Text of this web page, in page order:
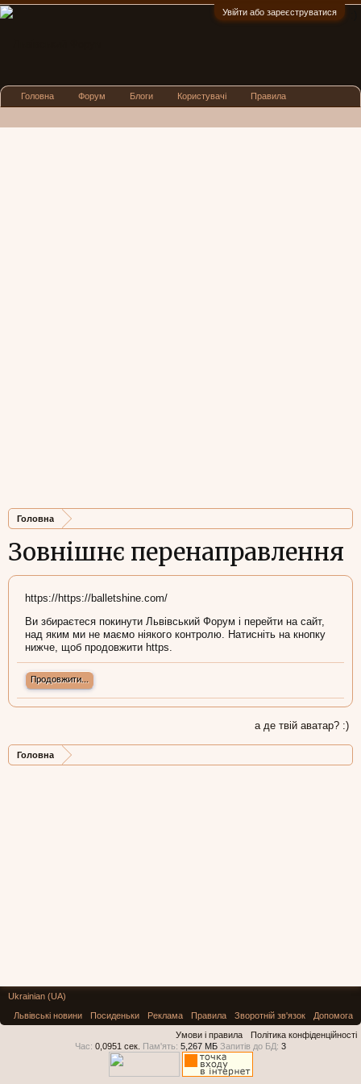
Увійти або зареєструватися
Головна
Зовнішнє перенаправлення
https://https://balletshine.com/
Ви збираєтеся покинути Львівський Форум і перейти на сайт,
над яким ми не маємо ніякого контролю. Натисніть на кнопку
нижче, щоб продовжити https.
Продовжити...
а де твій аватар? :)
Головна
Головна Форум Блоги Користувачі Правила
Ukrainian (UA)
Львівські новини
Посиденьки Реклама Правила Зворотній зв'язок
Допомога
Умови і правила
Політика конфіденційності
Час: 0,0951 сек. Пам'ять: 5,267 МБ Запитів до БД: 3